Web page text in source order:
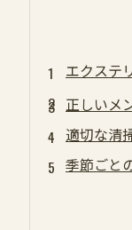
エクステ
正しいメ
適切な清
季節ごと